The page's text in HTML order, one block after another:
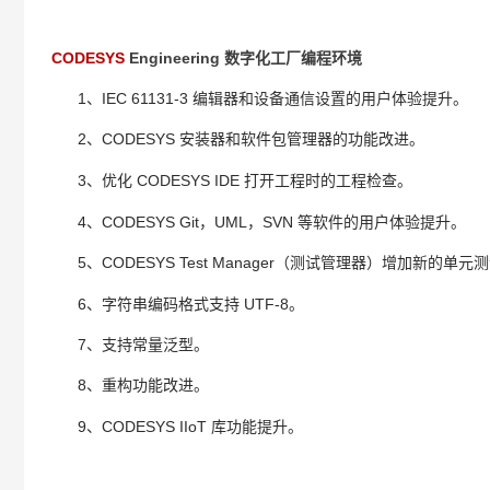
CODESYS Engineering 数字化工厂编程环境
1 、 IEC 61131-3 编辑器和设备通信设置的用户体验提升。
2、CODESYS 安装器和软件包管理器的功能改进。
3、 优化 CODESYS IDE 打开工程时的工程检查。
4、 CODESYS Git， UML ， SVN 等软件的用户体验提升。
5、CODESYS Test Manager （测试管理器） 增加新的单元
6、字符串编码格式支持 UTF-8。
7、支持常量泛型。
8、 重构功能改进。
9、 CODESYS IIoT 库功能提升。